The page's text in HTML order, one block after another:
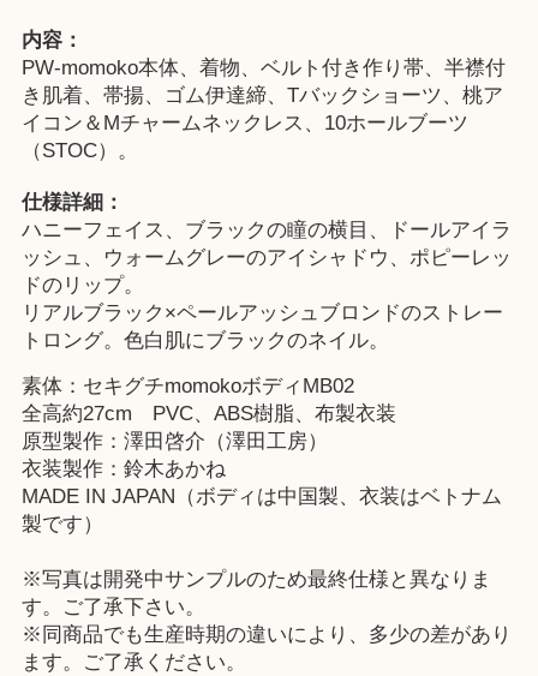
内容：
PW-momoko本体、着物、ベルト付き作り帯、半襟付
き肌着、帯揚、ゴム伊達締、Tバックショーツ、桃ア
イコン＆Mチャームネックレス、10ホールブーツ
（STOC）。
仕様詳細：
ハニーフェイス、ブラックの瞳の横目、ドールアイラ
ッシュ、ウォームグレーのアイシャドウ、ポピーレッ
ドのリップ。
リアルブラック×ペールアッシュブロンドのストレー
トロング。色白肌にブラックのネイル。
素体：セキグチmomokoボディMB02
全高約27cm PVC、ABS樹脂、布製衣装
原型製作：澤田啓介（澤田工房）
衣装製作：鈴木あかね
MADE IN JAPAN（ボディは中国製、衣装はベトナム
製です）
※写真は開発中サンプルのため最終仕様と異なりま
す。ご了承下さい。
※同商品でも生産時期の違いにより、多少の差があり
ます。ご了承ください。